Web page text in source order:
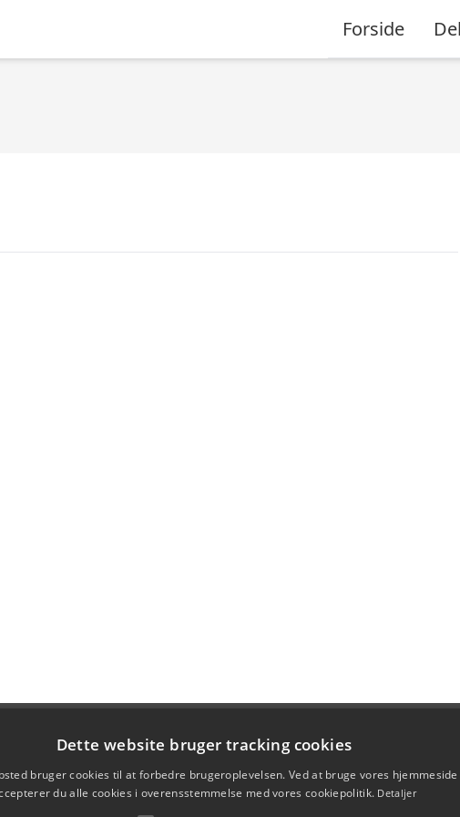
Forside
Dette website bruger tracking cookies
bruger cookies til at forbedre brugeroplevelsen. Ved at bruge vores hjemmeside
du alle cookies i overensstemmelse med vores cookiepolitik. Detaljer